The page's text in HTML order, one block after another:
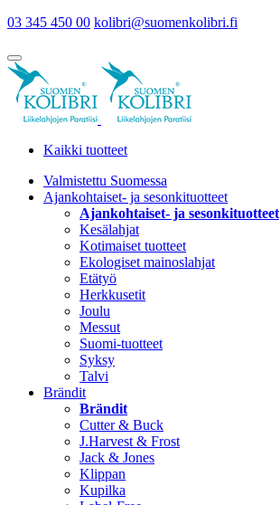
03 345 450 00 kolibri@suomenkolibri.fi
Kaikki tuotteet
Valmistettu Suomessa
Ajankohtaiset- ja sesonkituotteet
Ajankohtaiset- ja sesonkituotteet
Kesälahjat
Kotimaiset tuotteet
Ekologiset mainoslahjat
Etätyö
Herkkusetit
Joulu
Messut
Suomi-tuotteet
Syksy
Talvi
Brändit
Brändit
Cutter & Buck
J.Harvest & Frost
Jack & Jones
Klippan
Kupilka